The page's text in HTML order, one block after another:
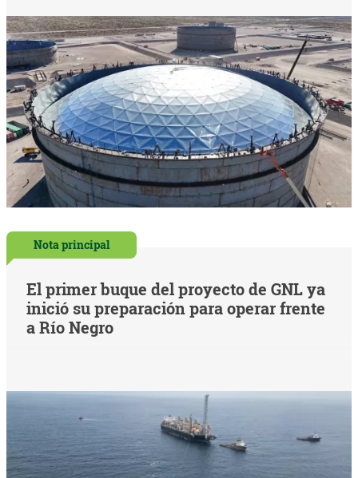
Nota principal
El primer buque del proyecto de GNL ya
inició su preparación para operar frente
a Río Negro